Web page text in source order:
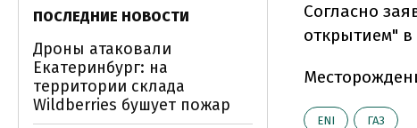
Согласно
открытием"
ENI ГАЗ
ПОСЛЕДНИЕ НОВОСТИ
Дроны атаковали
Екатеринбург: на
территории склада
Wildberries бушует пожар